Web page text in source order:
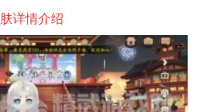
详情介绍